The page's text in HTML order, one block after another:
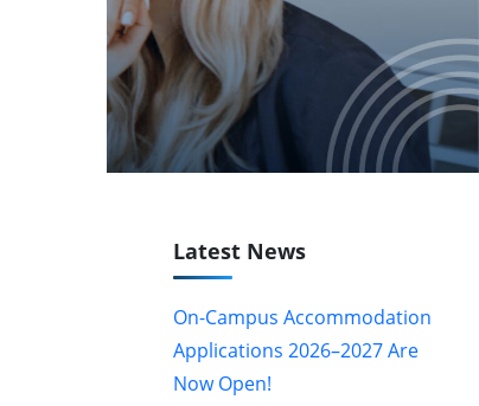
Latest News
On-Campus Accommodation
Applications 2026–2027 Are
Now Open!